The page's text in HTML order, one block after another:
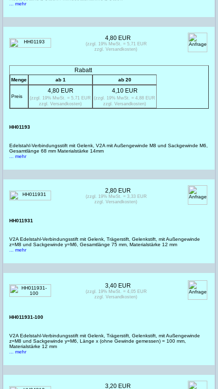
... mehr
HH01193
Edelstahl-Verbindungsstift mit Gelenk, V2A mit Außengewinde M8 und Sackgewinde M6,
Gesamtlänge 68 mm Materialstärke 14mm
... mehr
Rabatt
Menge ab 1 ab 20
Preis
4,80 EUR
(zzgl. 19% MwSt. = 5,71 EUR
zzgl. Versandkosten)
4,10 EUR
(zzgl. 19% MwSt. = 4,88 EUR
zzgl. Versandkosten)
4,80 EUR
(zzgl. 19% MwSt. = 5,71 EUR
zzgl. Versandkosten)
HH011931
V2A Edelstahl-Verbindungsstift mit Gelenk, Trägerstift, Gelenkstift, mit Außengewinde
z=M8 und Sackgewinde y=M6, Gesamtlänge 75 mm, Materialstärke 12 mm
... mehr
2,80 EUR
(zzgl. 19% MwSt. = 3,33 EUR
zzgl. Versandkosten)
HH011931-100
V2A Edelstahl-Verbindungsstift mit Gelenk, Trägerstift, Gelenkstift, mit Außengewinde
z=M8 und Sackgewinde y=M6, Länge x (ohne Gewinde gemessen) = 100 mm,
Materialstärke 12 mm
... mehr
3,40 EUR
(zzgl. 19% MwSt. = 4,05 EUR
zzgl. Versandkosten)
3,20 EUR